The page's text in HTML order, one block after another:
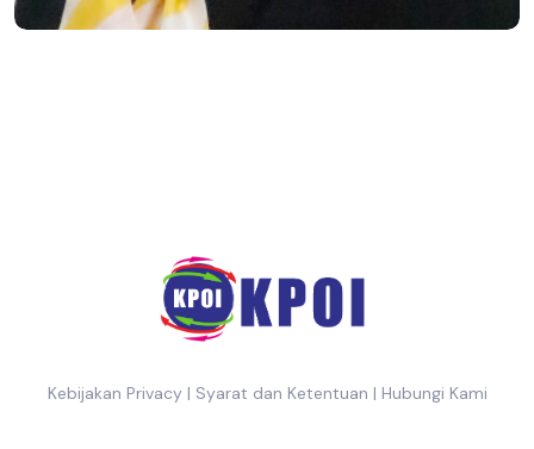
Kebijakan Privacy| Syarat dan Ketentuan | Hubungi Kami